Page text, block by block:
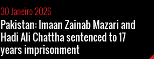
30 Janeiro 2026
Pakistan: Imaan Zainab Mazari and
Hadi Ali Chattha sentenced to 17
years imprisonment